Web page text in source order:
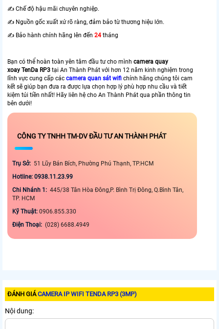
✍️ Chế độ hậu mãi chuyên nghiệp.
✍️ Nguồn gốc xuất xứ rõ ràng, đảm bảo từ thương hiệu lớn.
✍️ Bảo hành chính hãng lên đến 24 tháng
Bạn có thể hoàn toàn yên tâm đầu tư cho mình camera quay
xoay TenDa RP3 tại An Thành Phát với hơn 12 năm kinh nghiệm trong
lĩnh vực cung cấp các camera quan sát wifi chính hãng chúng tôi cam
kết sẽ giúp bạn đưa ra được lựa chọn hợp lý phù hợp nhu cầu và tiết
kiệm túi tiền nhất! Hãy liên hệ cho An Thành Phát qua phần thông tin
bên dưới!
CÔNG TY TNHH TM-DV ĐẦU TƯ AN THÀNH PHÁT
Trụ Sở: 51 Lũy Bán Bích, Phường Phú Thạnh, TP.HCM
Hotline: 0938.11.23.99
Chi Nhánh 1: 445/38 Tân Hòa Đông,P. Bình Trị Đông, Q.Bình Tân,
TP. HCM
Kỹ Thuật: 0906.855.330
Điện Thoại: (028) 6688.4949
ĐÁNH GIÁCAMERA IP WIFI TENDA RP3 (3MP)
Nội dung: